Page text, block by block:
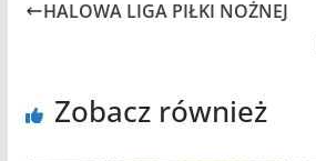
HALOWA LIGA PIŁKI NOŻNEJ
Zobacz również